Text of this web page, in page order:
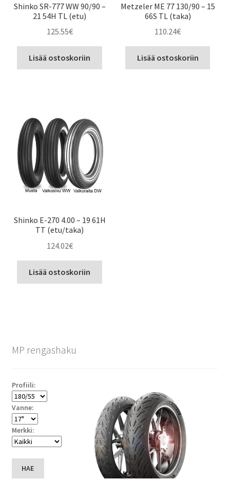
Shinko SR-777 WW 90/90 –
21 54H TL (etu)
125.55€
Lisää ostoskoriin
Metzeler ME 77 130/90 – 15
66S TL (taka)
110.24€
Lisää ostoskoriin
Shinko E-270 4.00 – 19 61H
TT (etu/taka)
124.02€
Lisää ostoskoriin
MP rengashaku
Profiili:
Vanne:
Merkki:
HAE